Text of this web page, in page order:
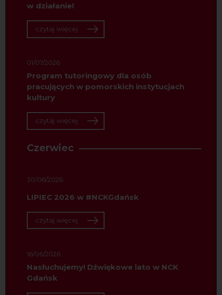
w działanie!
czytaj więcej
01/07/2026
Program tutoringowy dla osób
pracujących w pomorskich instytucjach
kultury
czytaj więcej
Czerwiec
30/06/2026
LIPIEC 2026 w #NCKGdańsk
czytaj więcej
16/06/2026
Nasłuchujemy! Dźwiękowe lato w NCK
Gdańsk